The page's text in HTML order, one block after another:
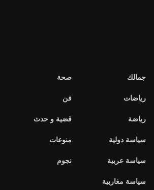
جمالك
رياضات
رياضة
سياسة دولية
سياسة عربية
سياسة مغاربية
صحة
فن
قضية و حدث
منوعات
نجوم